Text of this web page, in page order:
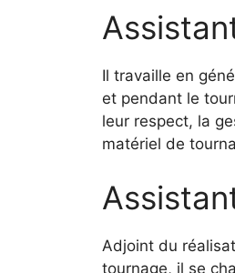
Il travaille en
et pendant le
leur respect, la
matériel de
Adjoint du
tournage, il se